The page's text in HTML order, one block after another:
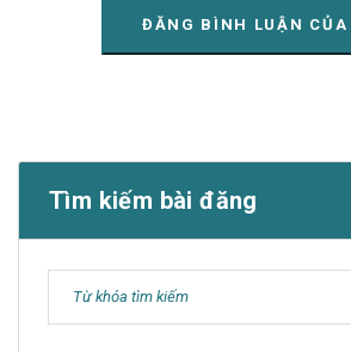
Tìm kiếm bài đăng